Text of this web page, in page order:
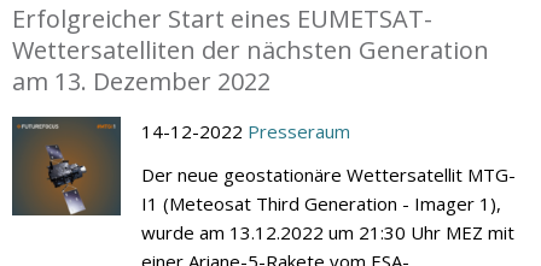
Erfolgreicher Start eines EUMETSAT-
Wettersatelliten der nächsten Generation
am 13. Dezember 2022
14-12-2022 Presseraum
Der neue geostationäre Wettersatellit MTG-
I1 (Meteosat Third Generation - Imager 1),
wurde am 13.12.2022 um 21:30 Uhr MEZ mit
einer Ariane-5-Rakete vom ESA-